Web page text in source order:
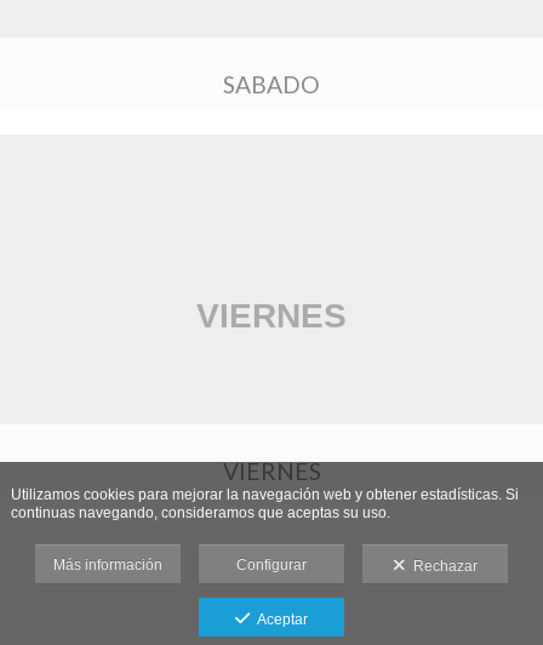
SABADO
VIERNES
Utilizamos cookies para mejorar la navegación web y obtener estadísticas. Si
continuas navegando, consideramos que aceptas su uso.
Más información Configurar Rechazar
Aceptar